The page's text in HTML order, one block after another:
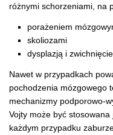
różnymi schorzeniami, na
porażeniem
skoliozami
dysplazją i
Nawet w przypadkach
pochodzenia mózgowego
mechanizmy podporowo-
Vojty może być
każdym przypadku